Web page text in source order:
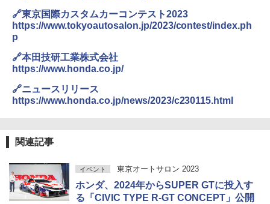
🔗東京国際カスタムカーコンテスト2023
https://www.tokyoautosalon.jp/2023/contest/index.ph
p
🔗本田技研工業株式会社
https://www.honda.co.jp/
🔗ニュースリリース
https://www.honda.co.jp/news/2023/c230115.html
関連記事
イベント 東京オートサロン 2023
ホンダ、2024年からSUPER GTに投入す
る「CIVIC TYPE R-GT CONCEPT」公開